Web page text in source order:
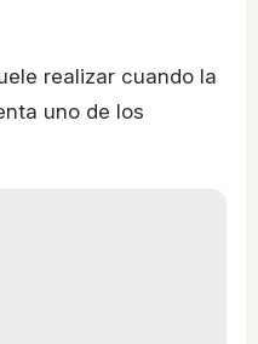
realizar cuando la
uno de los